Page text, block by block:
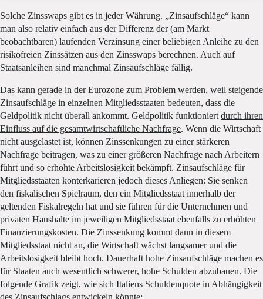
Solche Zinsswaps gibt es in jeder Währung. „Zinsaufschläge“ kann
man also relativ einfach aus der Differenz der (am Markt
beobachtbaren) laufenden Verzinsung einer beliebigen Anleihe zu den
risikofreien Zinssätzen aus den Zinsswaps berechnen. Auch auf
Staatsanleihen sind manchmal Zinsaufschläge fällig.
Das kann gerade in der Eurozone zum Problem werden, weil steigende
Zinsaufschläge in einzelnen Mitgliedsstaaten bedeuten, dass die
Geldpolitik nicht überall ankommt. Geldpolitik funktioniertdurch ihren
Einfluss auf die gesamtwirtschaftliche Nachfrage. Wenn die Wirtschaft
nicht ausgelastet ist, können Zinssenkungen zu einer stärkeren
Nachfrage beitragen, was zu einer größeren Nachfrage nach Arbeitern
führt und so erhöhte Arbeitslosigkeit bekämpft. Zinsaufschläge für
Mitgliedsstaaten konterkarieren jedoch dieses Anliegen: Sie senken
den fiskalischen Spielraum, den ein Mitgliedsstaat innerhalb der
geltenden Fiskalregeln hat und sie führen für die Unternehmen und
privaten Haushalte im jeweiligen Mitgliedsstaat ebenfalls zu erhöhten
Finanzierungskosten. Die Zinssenkung kommt dann in diesem
Mitgliedsstaat nicht an, die Wirtschaft wächst langsamer und die
Arbeitslosigkeit bleibt hoch. Dauerhaft hohe Zinsaufschläge machen es
für Staaten auch wesentlich schwerer, hohe Schulden abzubauen. Die
folgende Grafik zeigt, wie sich Italiens Schuldenquote in Abhängigkeit